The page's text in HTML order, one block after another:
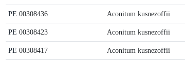
PE 00308436 Aconitum kusnezoffii
PE 00308423 Aconitum kusnezoffii
PE 00308417 Aconitum kusnezoffii